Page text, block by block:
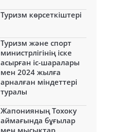
Туризм көрсеткіштері
Туризм және спорт
министрлігінің іске
асырған іс-шаралары
мен 2024 жылға
арналған міндеттері
туралы
Жапонияның Тохоку
аймағында бұғылар
мен мысықтар